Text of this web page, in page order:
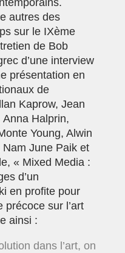
autres des
sur le IXème
de Bob
d’une interview
présentation en
de
Kaprow, Jean
Anna Halprin,
Young, Alwin
June Paik et
« Mixed Media :
d’un
en profite pour
précoce sur l’art
ainsi :
dans l’art, on